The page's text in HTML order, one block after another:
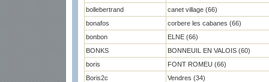
bollebertrand
canet village (66)
bonafos
corbere les cabanes (66)
bonbon
ELNE (66)
BONKS
BONNEUIL EN VALOIS (60)
boris
FONT ROMEU (66)
Boris2c
Vendres (34)